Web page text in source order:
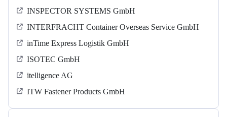
INSPECTOR SYSTEMS GmbH
INTERFRACHT Container Overseas Service GmbH
inTime Express Logistik GmbH
ISOTEC GmbH
itelligence AG
ITW Fastener Products GmbH